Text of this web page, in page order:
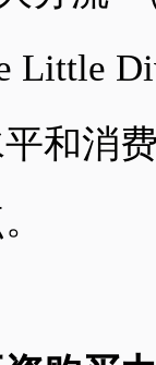
Little
和消